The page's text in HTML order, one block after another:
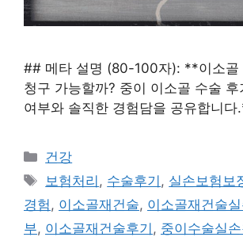
## 메타 설명 (80-100자): **이소골
청구 가능할까? 중이 이소골 수술
여부와 솔직한 경험담을 공유합니
카
테
리
건강
태
그
보험처리 , 수술후기 , 실손보험보
경험 , 이소골재건술, 이소골재건술
부, 이소골재건술후기 , 중이수술실